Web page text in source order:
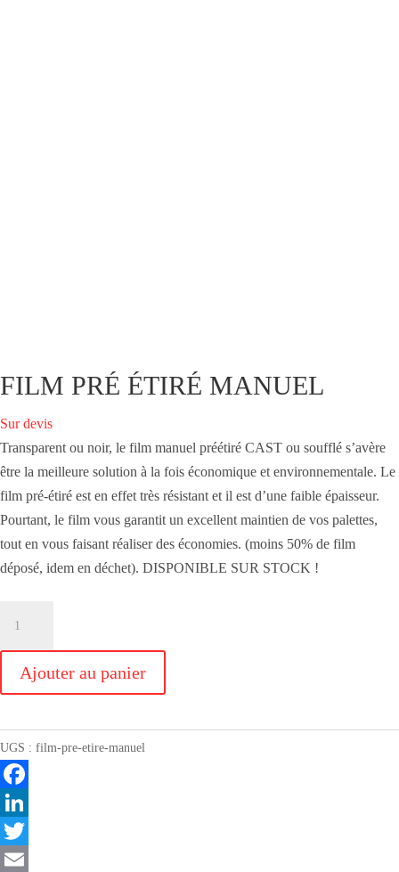
FILM PRÉ ÉTIRÉ MANUEL
Sur devis
Transparent ou noir, le film manuel préétiré CAST ou soufflé s’avère
être la meilleure solution à la fois économique et environnementale. Le
film pré-étiré est en effet très résistant et il est d’une faible épaisseur.
Pourtant, le film vous garantit un excellent maintien de vos palettes,
tout en vous faisant réaliser des économies. (moins 50% de film
déposé, idem en déchet). DISPONIBLE SUR STOCK !
MANUEL
Ajouter au panier
UGS : film-pre-etire-manuel
F
a
c
L
T